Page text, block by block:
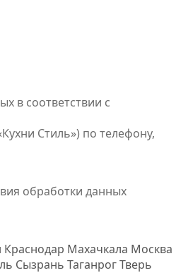
в соответствии с
Стиль») по телефону,
обработки данных
Краснодар Махачкала Москва
Сызрань ТаганрогТверь